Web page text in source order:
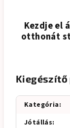
Kezdje el
otthonát
Kategória:
Jótállás: